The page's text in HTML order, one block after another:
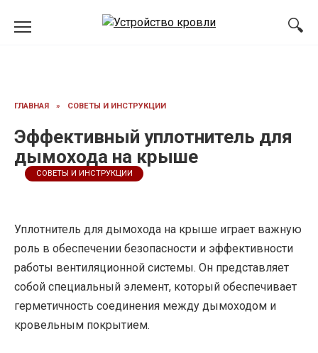
ГЛАВНАЯ » СОВЕТЫ И ИНСТРУКЦИИ
Эффективный уплотнитель для
дымохода на крыше
СОВЕТЫ И ИНСТРУКЦИИ
Уплотнитель для дымохода на крыше играет важную
роль в обеспечении безопасности и эффективности
работы вентиляционной системы. Он представляет
собой специальный элемент, который обеспечивает
герметичность соединения между дымоходом и
кровельным покрытием.